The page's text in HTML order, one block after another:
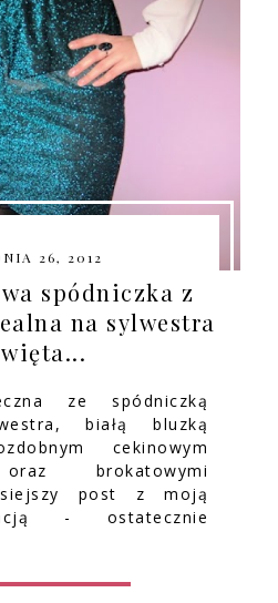
26, 2012
spódniczka z
na sylwestra
ze spódniczką
białą bluzką
cekinowym
oraz brokatowymi
post z moją
- ostatecznie